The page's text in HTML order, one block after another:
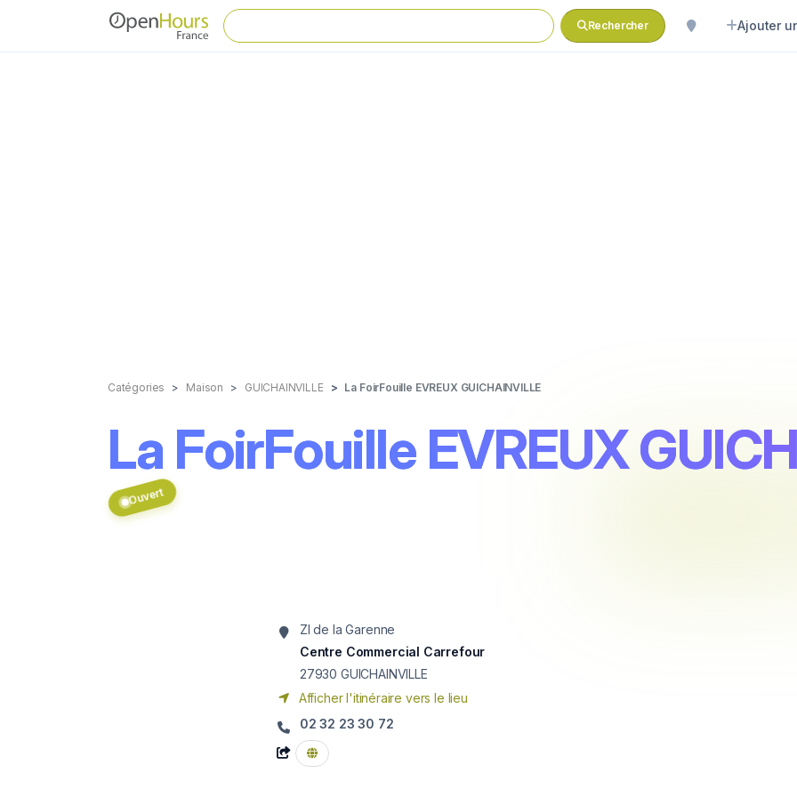
Rechercher Ajouter
Catégories Maison GUICHAINVILLE La FoirFouille EVREUX GUICHAINVILLE
La FoirFouille EVREUX
Ouvert
ZI de la Garenne
Centre Commercial Carrefour
27930 GUICHAINVILLE
Afficher l'itinéraire vers le lieu
02 32 23 30 72